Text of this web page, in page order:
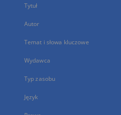
Tytuł
Autor
Temat i słowa kluczowe
Wydawca
Typ zasobu
Język